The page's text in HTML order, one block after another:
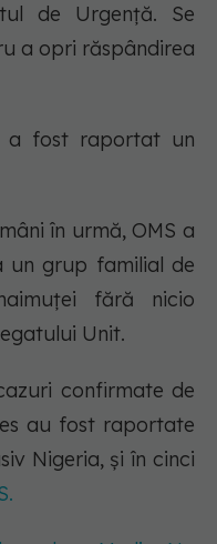
de Urgență. Se
a opri răspândirea
a fost raportat un
în urmă, OMS a
grup familial de
fără nicio
Unit.
confirmate de
au fost raportate
Nigeria, și în cinci